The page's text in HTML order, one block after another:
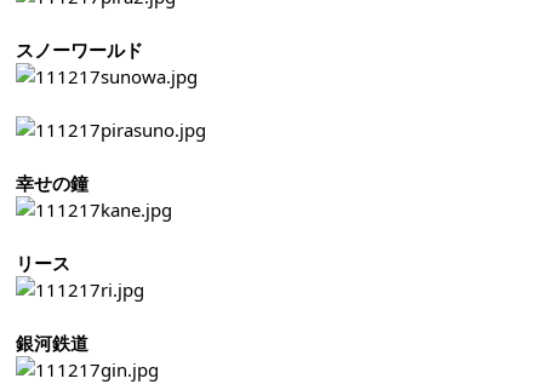
スノーワールド
幸せの鐘
リース
銀河鉄道